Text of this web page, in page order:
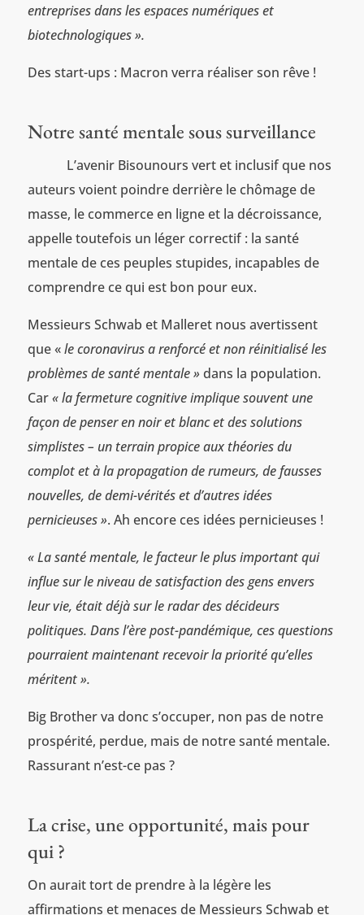
entreprises dans les espaces numériques et
biotechnologiques ».
Des start-ups : Macron verra réaliser son rêve !
Notre santé mentale sous surveillance
L’avenir Bisounours vert et inclusif que nos
auteurs voient poindre derrière le chômage de
masse, le commerce en ligne et la décroissance,
appelle toutefois un léger correctif : la santé
mentale de ces peuples stupides, incapables de
comprendre ce qui est bon pour eux.
Messieurs Schwab et Malleret nous avertissent
que «le coronavirus a renforcé et non réinitialisé les
problèmes de santé mentale » dans la population.
Car« la fermeture cognitive implique souvent une
façon de penser en noir et blanc et des solutions
simplistes – un terrain propice aux théories du
complot et à la propagation de rumeurs, de fausses
nouvelles, de demi-vérités et d’autres idées
pernicieuses ». Ah encore ces idées pernicieuses !
« La santé mentale, le facteur le plus important qui
influe sur le niveau de satisfaction des gens envers
leur vie, était déjà sur le radar des décideurs
politiques. Dans l’ère post-pandémique, ces questions
pourraient maintenant recevoir la priorité qu’elles
méritent ».
Big Brother va donc s’occuper, non pas de notre
prospérité, perdue, mais de notre santé mentale.
Rassurant n’est-ce pas ?
La crise, une opportunité, mais pour
qui ?
On aurait tort de prendre à la légère les
affirmations et menaces de Messieurs Schwab et